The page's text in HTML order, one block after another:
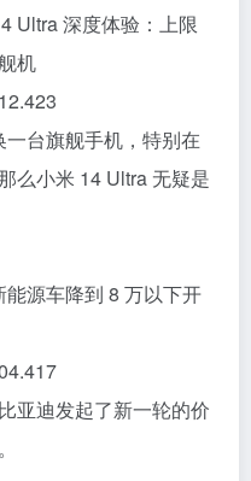
Ultra 深度体验：上限
机
台旗舰手机，特别在
么小米 14 Ultra 无疑是
源车降到 8 万以下开
亚迪发起了新一轮的价